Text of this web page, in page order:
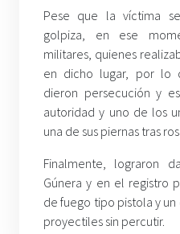
Pese que la víctima
golpiza, en ese
militares, quienes
en dicho lugar, por lo
dieron persecución y
autoridad y uno de los
una de sus piernas tras
Finalmente, lograron
Gúnera y en el registro
de fuego tipo pistola y
proyectiles sin percutir.